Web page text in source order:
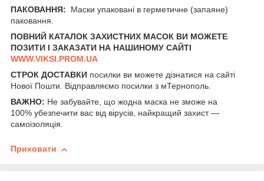
ПАКОВАННЯ: Маски упаковані в герметичне (запаяне)
паковання.
ПОВНИЙ КАТАЛОК ЗАХИСТНИХ МАСОК ВИ МОЖЕТЕ
ПОЗИТИ І ЗАКАЗАТИ НА НАШИНОМУ САЙТІ
WWW.VIKSI.PROM.UA
СТРОК ДОСТАВКИ посилки ви можете дізнатися на сайті
Нової Пошти. Відправляємо посилки з мТернополь.
ВАЖНО: Не забувайте, що жодна маска не зможе на
100% убезпечити вас від вірусів, найкращий захист —
самоізоляція.
Приховати